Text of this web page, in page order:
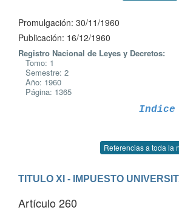
Promulgación: 30/11/1960
Publicación: 16/12/1960
Registro Nacional de Leyes y Decretos:
Tomo: 1
Semestre: 2
Año: 1960
Página: 1365
Indice
Referencias a toda la
TITULO XI - IMPUESTO
Artículo 260